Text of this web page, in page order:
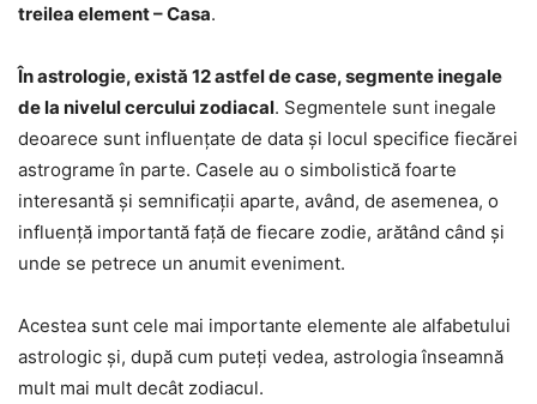
treilea element – Casa.
În astrologie, există 12 astfel de case, segmente inegale
de la nivelul cercului zodiacal. Segmentele sunt inegale
deoarece sunt influențate de data și locul specifice fiecărei
astrograme în parte. Casele au o simbolistică foarte
interesantă și semnificații aparte, având, de asemenea, o
influență importantă față de fiecare zodie, arătând când și
unde se petrece un anumit eveniment.
Acestea sunt cele mai importante elemente ale alfabetului
astrologic și, după cum puteți vedea, astrologia înseamnă
mult mai mult decât zodiacul.